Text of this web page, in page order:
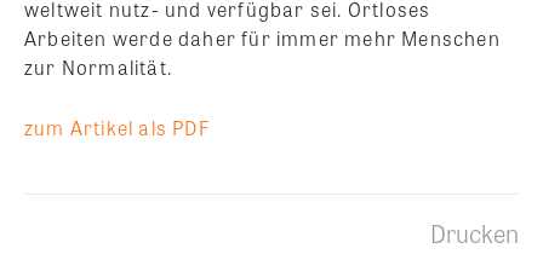
weltweit nutz- und verfügbar sei. Ortloses
Arbeiten werde daher für immer mehr Menschen
zur Normalität.
zum Artikel als PDF
Drucken